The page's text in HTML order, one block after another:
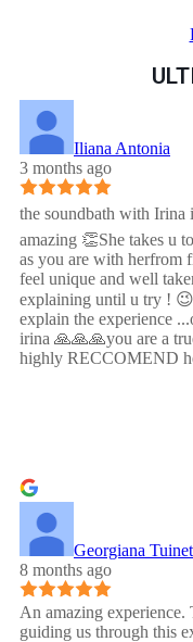
Iliana Antonia
3 months ago
the soundbath with Irina
amazing 👏She takes u
as you are with herfrom
feel unique and well
explaining until u try !
explain the experience
irina 🙏🙏🙏you are a
highly RECCOMEND
Georgiana
8 months ago
An amazing
guiding us through this